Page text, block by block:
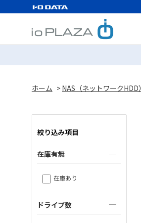
ホーム > NAS（ネットワークHDD）
絞り込み項目
在庫有無
在庫あり
ドライブ数